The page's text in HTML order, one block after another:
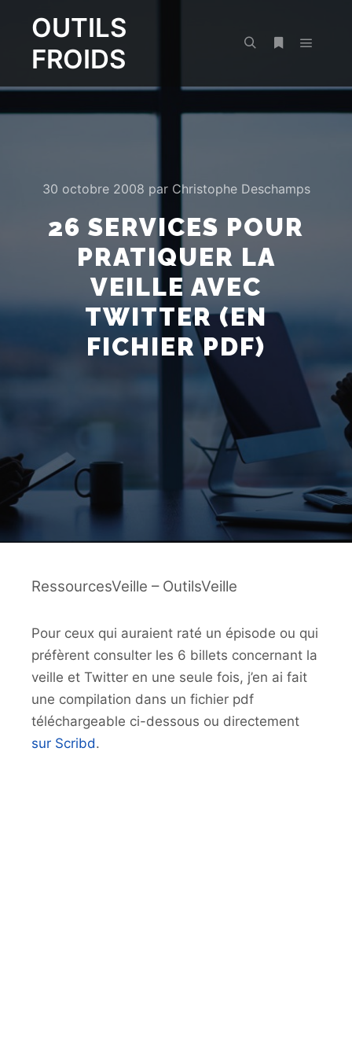
OUTILS
FROIDS
30 octobre 2008 par Christophe Deschamps
26 SERVICES POUR
PRATIQUER LA
VEILLE AVEC
TWITTER (EN
FICHIER PDF)
RessourcesVeille – OutilsVeille
Pour ceux qui auraient raté un épisode ou qui
préfèrent consulter les 6 billets concernant la
veille et Twitter en une seule fois, j’en ai fait
une compilation dans un fichier pdf
téléchargeable ci-dessous ou directement
sur Scribd.